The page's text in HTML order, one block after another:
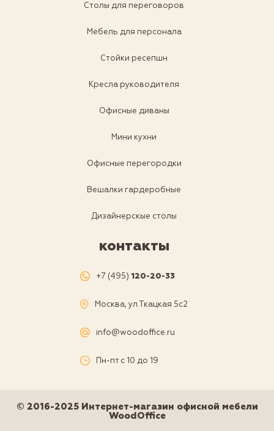
Столы для переговоров
Мебель для персонала
Стойки ресепшн
Кресла руководителя
Офисные диваны
Мини кухни
Офисные перегородки
Вешалки гардеробные
Дизайнерскые столы
контакты
+7 (495) 120-20-33
Москва, ул.Ткацкая 5с2
info@woodoffice.ru
Пн-пт с 10 до 19
© 2016-2025 Интернет-магазин офисной мебели
WoodOffice